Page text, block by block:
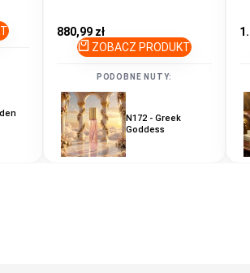
Cena
promocyjna
880,99 zł
ZOBACZ PRODUKT
PODOBNE NUTY:
N172 - Greek
Goddess